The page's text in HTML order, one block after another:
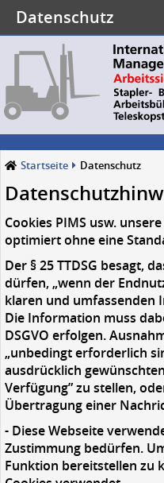
Startseite Datenschutz
Cookies PIMS usw.
optimiert ohne eine
Der § 25 TTDSG besagt,
dürfen, „wenn der
klaren und umfassenden
Die Information muss
DSGVO erfolgen.
„unbedingt erforderlich
ausdrücklich
Verfügung” zu stellen,
Übertragung einer
- Diese Webseite
Zustimmung bedürfen.
Funktion bereitstellen zu
Datenschutz